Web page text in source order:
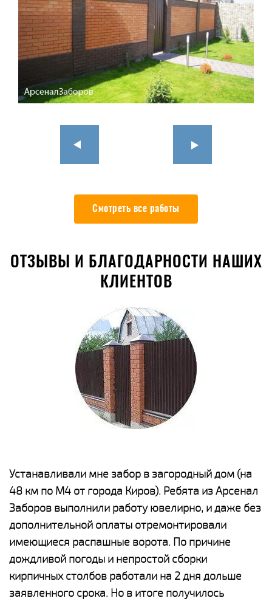
Смотреть все работы
ОТЗЫВЫ И БЛАГОДАРНОСТИ НАШИХ
КЛИЕНТОВ
Устанавливали мне забор в загородный дом (на
48 км по М4 от города Киров). Ребята из Арсенал
Заборов выполнили работу ювелирно, и даже без
дополнительной оплаты отремонтировали
имеющиеся распашные ворота. По причине
дождливой погоды и непростой сборки
кирпичных столбов работали на 2 дня дольше
заявленного срока. Но в итоге получилось